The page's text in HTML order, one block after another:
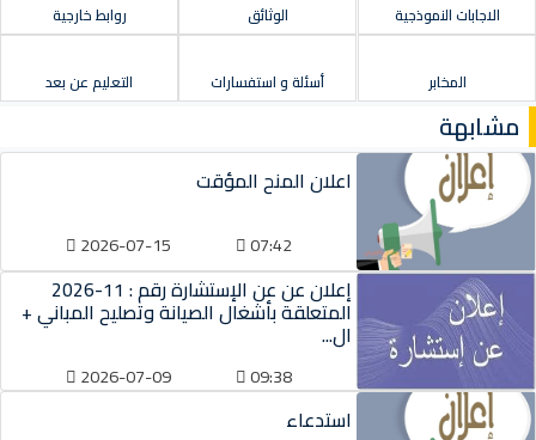
الاجابات النموذجية الوثائق روابط خارجية
المخابر أسئلة و استفسارات التعليم عن بعد
مشابهة
اعلان المنح المؤقت
07:42
2026-07-15
إعلان عن عن الإستشارة رقم : 11-2026
المتعلقة بأشغال الصيانة وتصليح المباني +
ال...
09:38
2026-07-09
استدعاء